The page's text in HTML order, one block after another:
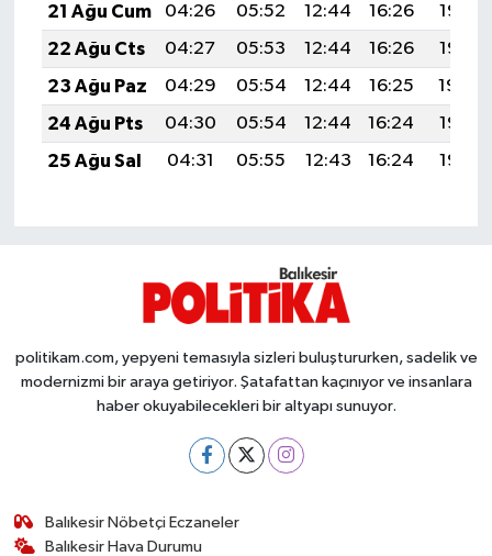
21 Ağu Cum
04:26 05:52 12:44 16:26
19:27
22 Ağu Cts
04:27 05:53 12:44 16:26
19:26
23 Ağu Paz
04:29 05:54 12:44 16:25
19:24
24 Ağu Pts
04:30 05:54 12:44 16:24
19:23
25 Ağu Sal
04:31 05:55 12:43 16:24 19:22
politikam.com, yepyeni temasıyla sizleri buluştururken, sadelik ve
modernizmi bir araya getiriyor. Şatafattan kaçınıyor ve insanlara
haber okuyabilecekleri bir altyapı sunuyor.
Balıkesir Nöbetçi Eczaneler
Balıkesir Hava Durumu
SÜRMANŞET
Susurluk
TARİHTE BUGÜN
VİZYONDAKİLER